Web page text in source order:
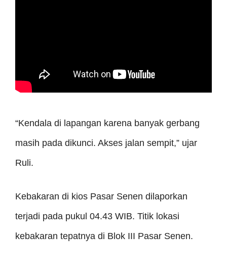
“Kendala di lapangan karena banyak gerbang
masih pada dikunci. Akses jalan sempit,” ujar
Ruli.
Kebakaran di kios Pasar Senen dilaporkan
terjadi pada pukul 04.43 WIB. Titik lokasi
kebakaran tepatnya di Blok III Pasar Senen.